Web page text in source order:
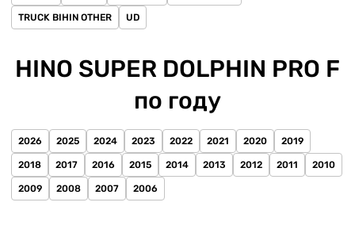
TRUCK BIHIN OTHER UD
HINO SUPER DOLPHIN PRO F
по году
2026 2025 2024 2023 2022 2021 2020 2019
2018 2017 2016 2015 2014 2013 2012 2011 2010
2009 2008 2007 2006